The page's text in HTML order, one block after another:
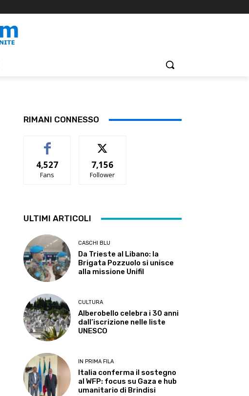
RIMANI CONNESSO
4,527
Fans
7,156
Follower
ULTIMI ARTICOLI
CASCHI BLU
Da Trieste al Libano: la
Brigata Pozzuolo si unisce
alla missione Unifil
CULTURA
Alberobello celebra i 30 anni
dall’iscrizione nelle liste
UNESCO
IN PRIMA FILA
Italia conferma il sostegno
al WFP: focus su Gaza e hub
umanitario di Brindisi